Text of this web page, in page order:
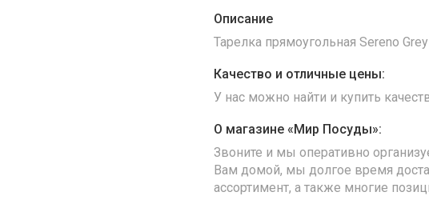
Описание
Тарелка прямоугольная Sereno
Качество и отличные цены:
У нас можно найти и купить
О магазине «Мир Посуды»:
Звоните и мы оперативно
Вам домой, мы долгое время
ассортимент, а также многие